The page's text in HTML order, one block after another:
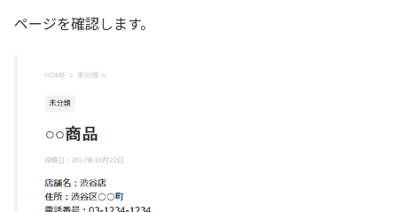
ページを確認します。